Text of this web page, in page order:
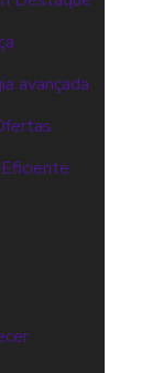
avançada